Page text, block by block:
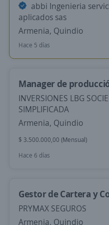
abbi Ingenieria
aplicados sas
Armenia, Quindio
Hace 5 días
Manager de
INVERSIONES LBG
SIMPLIFICADA
Armenia, Quindio
$ 3.500.000,00 (Mensual)
Hace 6 días
Gestor de Cartera y
PRYMAX SEGUROS
Armenia, Quindio